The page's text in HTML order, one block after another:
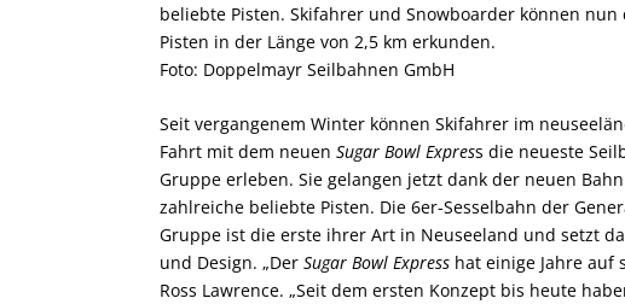
beliebte Pisten. Skifahrer und Snowboarder können
Pisten in der Länge von 2,5 km erkunden.
Foto: Doppelmayr Seilbahnen GmbH
Seit vergangenem Winter können Skifahrer im
Fahrt mit dem neuen Sugar Bowl Express die neueste
Gruppe erleben. Sie gelangen jetzt dank der neuen
zahlreiche beliebte Pisten. Die 6er-Sesselbahn der
Gruppe ist die erste ihrer Art in Neuseeland und setzt
und Design. „Der Sugar Bowl Express hat einige Jahre auf
Ross Lawrence. „Seit dem ersten Konzept bis heute